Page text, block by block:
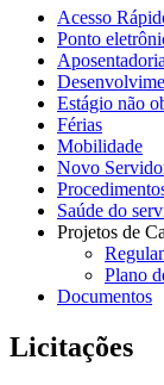
Acesso
Ponto
Aposentadoria
Estágio não
Férias
Mobilidade
Novo
Saúde do
Projetos de
Plano
Documentos
Licitações